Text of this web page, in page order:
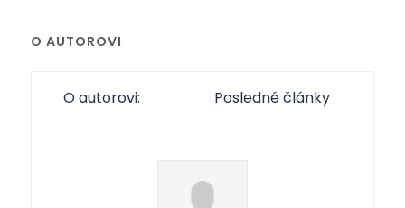
O AUTOROVI
O autorovi: Posledné články